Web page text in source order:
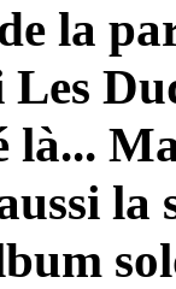
la
Les
là...
la